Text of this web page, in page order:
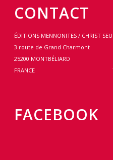
CONTACT
ÉDITIONS MENNONITES / CHRIST
3 route de Grand Charmont
25200 MONTBÉLIARD
FRANCE
FACEBOOK